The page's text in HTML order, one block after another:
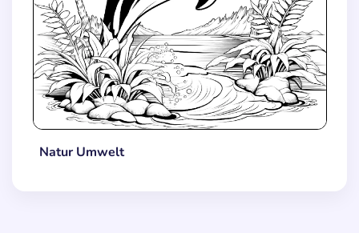
Natur Umwelt